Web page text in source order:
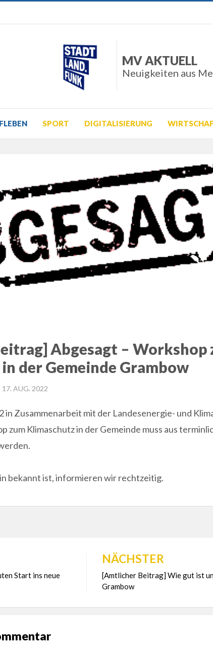
MV AKTUELL
Neuigkeiten aus
SPORT DIGITALISIERUNG
Abgesagt – Workshop
der Gemeinde Grambow
POSTED
17. AUG. 2022
in Zusammenarbeit mit der Landesenergie- und
zum Klimaschutz in der Gemeinde muss aus
bekannt ist, informieren wir rechtzeitig.
Start ins neue
NÄCHSTER
[Amtlicher Beitrag] Wie gut ist
Grambow